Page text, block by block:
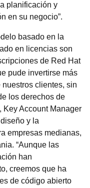
planificación y
en su negocio”.
basado en la
en licencias son
de Red Hat
pude invertirse más
clientes, sin
los derechos de
Key Account Manager
y la
empresas medianas,
“Aunque las
han
creemos que ha
de código abierto